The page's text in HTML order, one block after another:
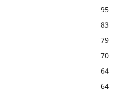
95
83
79
70
64
64